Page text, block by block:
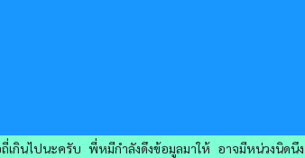
นไปนะครับ พี่หมีกำลังดึงข้อมูลมาให้ อาจมีหน่วงนิดนึ